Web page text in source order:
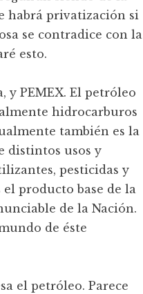
habrá privatización si
se contradice con la
esto.
PEMEX. El petróleo
hidrocarburos
también es la
distintos usos y
pesticidas y
producto base de la
de la Nación.
de éste
el petróleo. Parece